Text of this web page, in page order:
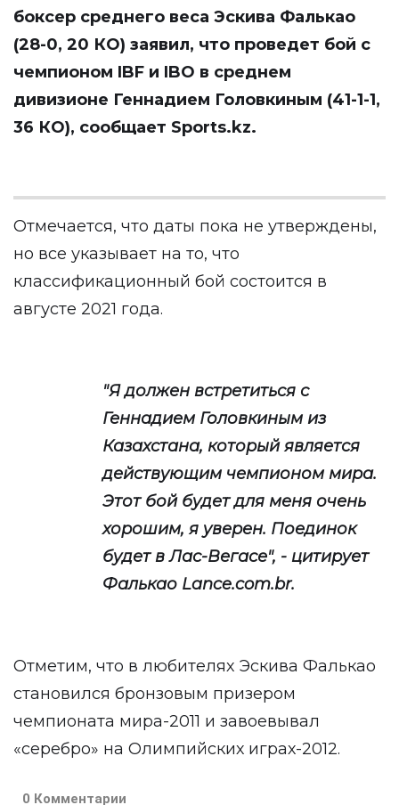
боксер среднего веса Эскива Фалькао
(28-0, 20 КО) заявил, что проведет бой с
чемпионом IBF и IBO в среднем
дивизионе Геннадием Головкиным (41-1-1,
36 КО), сообщает Sports.kz.
Отмечается, что даты пока не утверждены,
но все указывает на то, что
классификационный бой состоится в
августе 2021 года.
"Я должен встретиться с
Геннадием Головкиным из
Казахстана, который является
действующим чемпионом мира.
Этот бой будет для меня очень
хорошим, я уверен. Поединок
будет в Лас-Вегасе", - цитирует
Фалькао Lance.com.br.
Отметим, что в любителях Эскива Фалькао
становился бронзовым призером
чемпионата мира-2011 и завоевывал
«серебро» на Олимпийских играх-2012.
0 Комментарии